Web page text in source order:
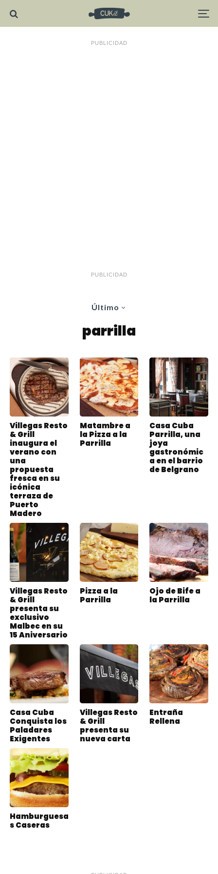
PUBLICIDAD
PUBLICIDAD
Último
parrilla
Villegas Resto
& Grill
inaugura el
verano con
una
propuesta
fresca en su
icónica
terraza de
Puerto
Madero
Matambre a
la Pizza a la
Parrilla
Casa Cuba
Parrilla, una
joya
gastronómic
a en el barrio
de Belgrano
Villegas Resto
& Grill
presenta su
exclusivo
Malbec en su
15 Aniversario
Pizza a la
Parrilla
Ojo de Bife a
la Parrilla
Casa Cuba
Conquista los
Paladares
Exigentes
Villegas Resto
& Grill
presenta su
nueva carta
Entraña
Rellena
Hamburguesa
s Caseras